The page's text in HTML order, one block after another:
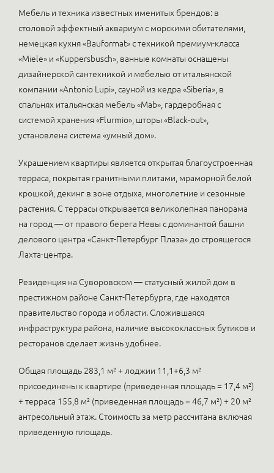
Мебель и техника известных именитых брендов: в
столовой эффектный аквариум с морскими обитателями,
немецкая кухня «Bauformat» с техникой премиум-класса
«Miele» и «Kuppersbusch», ванные комнаты оснащены
дизайнерской сантехникой и мебелью от итальянской
компании «Antonio Lupi», сауной из кедра «Siberia», в
спальнях итальянская мебель «Mab», гардеробная с
системой хранения «Flurmio», шторы «Black-out»,
установлена система «умный дом».
Украшением квартиры является открытая благоустроенная
терраса, покрытая гранитными плитами, мраморной белой
крошкой, декинг в зоне отдыха, многолетние и сезонные
растения. C террасы открывается великолепная панорама
на город — от правого берега Невы с доминантой башни
делового центра «Санкт-Петербург Плаза» до строящегося
Лахта-центра.
Резиденция на Суворовском — статусный жилой дом в
престижном районе Санкт-Петербурга, где находятся
правительство города и области. Сложившаяся
инфраструктура района, наличие высококлассных бутиков и
ресторанов сделает жизнь удобнее.
Общая площадь 283,1 м² + лоджии 11,1+6,3 м²
присоединены к квартире (приведенная площадь = 17,4 м²)
+ терраса 155,8 м² (приведенная площадь = 46,7 м²) + 20 м²
антресольный этаж. Стоимость за метр рассчитана включая
приведенную площадь.